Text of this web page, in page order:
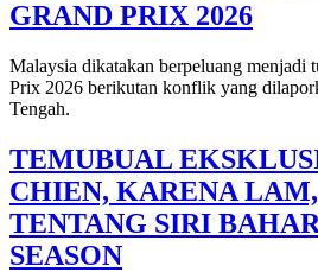
GRAND PRIX 2026
Malaysia dikatakan berpeluang menjadi
Prix 2026 berikutan konflik yang
Tengah.
TEMUBUAL
CHIEN, KARENA
TENTANG SIRI
SEASON